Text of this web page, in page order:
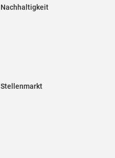
Nachhaltigkeit
Stellenmarkt